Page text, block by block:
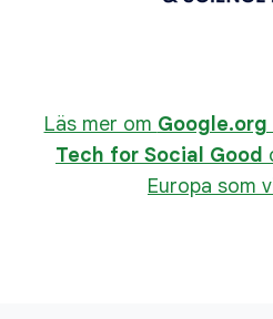
Läs mer om
Tech for Social Good
Europa som